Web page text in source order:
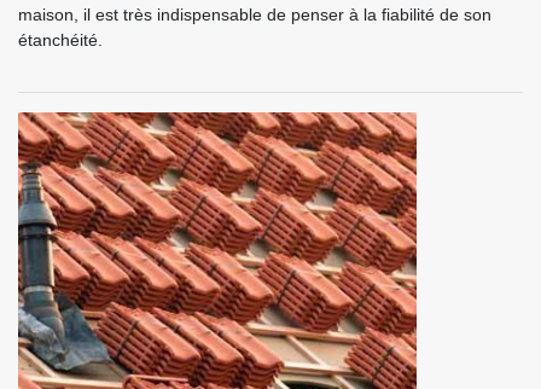
maison, il est très indispensable de penser à la fiabilité de son
étanchéité.